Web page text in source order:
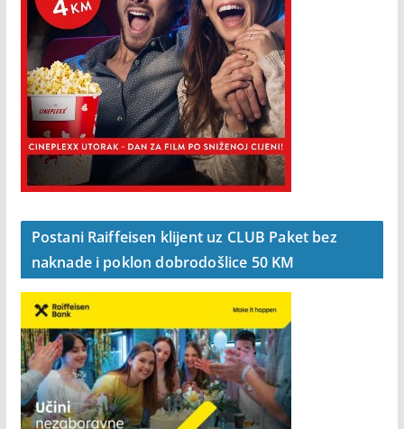
Postani Raiffeisen klijent uz CLUB Paket bez
naknade i poklon dobrodošlice 50 KM